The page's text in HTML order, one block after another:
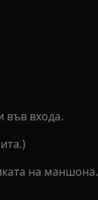
във входа.
на маншона.